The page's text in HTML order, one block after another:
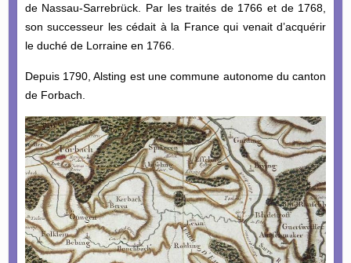
de Nassau-Sarrebrück. Par les traités de 1766 et de 1768,
son successeur les cédait à la France qui venait d’acquérir
le duché de Lorraine en 1766.
Depuis 1790, Alsting est une commune autonome du canton
de Forbach.